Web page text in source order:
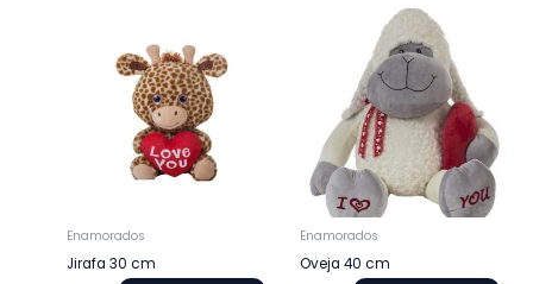
Enamorados
Jirafa 30 cm
Enamorados
Oveja 40 cm